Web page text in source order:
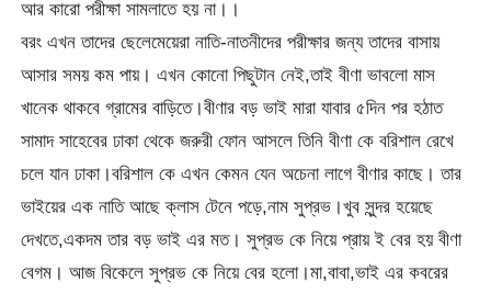
আর কারো পরীক্ষা সামলাতে হয় না।।
বরং এখন তাদের ছেলেমেয়েরা নাতি-নাতনীদের পরীক্ষার জন্য তাদের বাসায়
আসার সময় কম পায়। এখন কোনো পিছুটান নেই,তাই বীণা ভাবলো মাস
খানেক থাকবে গ্রামের বাড়িতে।বীণার বড় ভাই মারা যাবার ৫দিন পর হঠাত
সামাদ সাহেবের ঢাকা থেকে জরুরী ফোন আসলে তিনি বীণা কে বরিশাল রেখে
চলে যান ঢাকা।বরিশাল কে এখন কেমন যেন অচেনা লাগে বীণার কাছে। তার
ভাইয়ের এক নাতি আছে ক্লাস টেনে পড়ে,নাম সুপ্রভ।খুব সুন্দর হয়েছে
দেখতে,একদম তার বড় ভাই এর মত। সুপ্রভ কে নিয়ে প্রায় ই বের হয় বীণা
বেগম। আজ বিকেলে সুপ্রভ কে নিয়ে বের হলো।মা,বাবা,ভাই এর কবরের